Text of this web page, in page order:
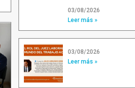
03/08/2026
Leer más »
03/08/2026
Leer más »